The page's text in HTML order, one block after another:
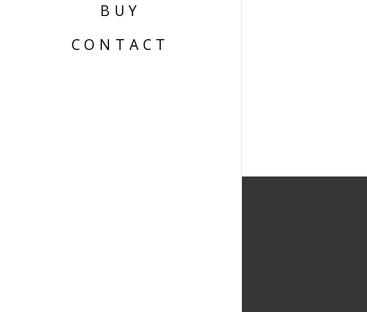
BUY
CONTACT